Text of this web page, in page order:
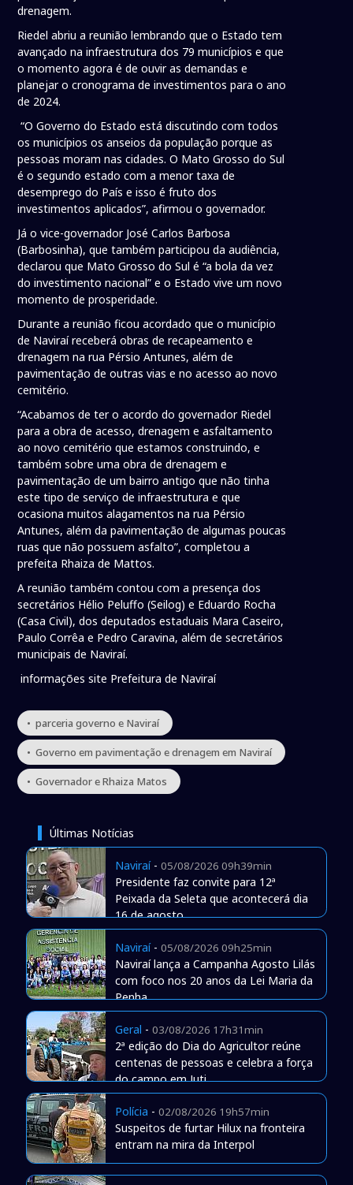
drenagem.
Riedel abriu a reunião lembrando que o Estado tem
avançado na infraestrutura dos 79 municípios e que
o momento agora é de ouvir as demandas e
planejar o cronograma de investimentos para o ano
de 2024.
“O Governo do Estado está discutindo com todos
os municípios os anseios da população porque as
pessoas moram nas cidades. O Mato Grosso do Sul
é o segundo estado com a menor taxa de
desemprego do País e isso é fruto dos
investimentos aplicados”, afirmou o governador.
Já o vice-governador José Carlos Barbosa
(Barbosinha), que também participou da audiência,
declarou que Mato Grosso do Sul é “a bola da vez
do investimento nacional” e o Estado vive um novo
momento de prosperidade.
Durante a reunião ficou acordado que o município
de Naviraí receberá obras de recapeamento e
drenagem na rua Pérsio Antunes, além de
pavimentação de outras vias e no acesso ao novo
cemitério.
“Acabamos de ter o acordo do governador Riedel
para a obra de acesso, drenagem e asfaltamento
ao novo cemitério que estamos construindo, e
também sobre uma obra de drenagem e
pavimentação de um bairro antigo que não tinha
este tipo de serviço de infraestrutura e que
ocasiona muitos alagamentos na rua Pérsio
Antunes, além da pavimentação de algumas poucas
ruas que não possuem asfalto”, completou a
prefeita Rhaiza de Mattos.
A reunião também contou com a presença dos
secretários Hélio Peluffo (Seilog) e Eduardo Rocha
(Casa Civil), dos deputados estaduais Mara Caseiro,
Paulo Corrêa e Pedro Caravina, além de secretários
municipais de Naviraí.
informações site Prefeitura de Naviraí
• parceria governo e Naviraí
• Governo em pavimentação e drenagem em Naviraí
• Governador e Rhaiza Matos
Últimas Notícias
Naviraí- 05/08/2026 09h39min
Presidente faz convite para 12ª
Peixada da Seleta que acontecerá dia
16 de agosto
Naviraí- 05/08/2026 09h25min
Naviraí lança a Campanha Agosto Lilás
com foco nos 20 anos da Lei Maria da
Penha
Geral - 03/08/2026 17h31min
2ª edição do Dia do Agricultor reúne
centenas de pessoas e celebra a força
do campo em Juti
Polícia - 02/08/2026 19h57min
Suspeitos de furtar Hilux na fronteira
entram na mira da Interpol